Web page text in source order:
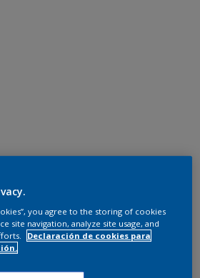
you agree to the storing of cookies
site navigation, analyze site usage, and
Declaración de cookies para